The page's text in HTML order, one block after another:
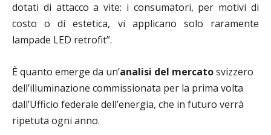
dotati di attacco a vite: i consumatori, per motivi di
costo o di estetica, vi applicano solo raramente
lampade LED retrofit”.
È quanto emerge da un’analisi del mercatosvizzero
dell’illuminazione commissionata per la prima volta
dall’Ufficio federale dell’energia, che in futuro verrà
ripetuta ogni anno.